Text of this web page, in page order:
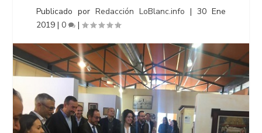
Publicado porRedacción LoBlanc.info | 30 Ene
2019 |0 |